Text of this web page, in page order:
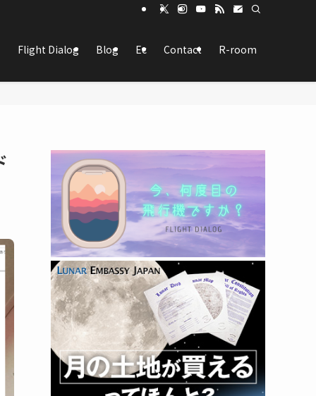
Flight Dialog Blog Ec Contact R-room